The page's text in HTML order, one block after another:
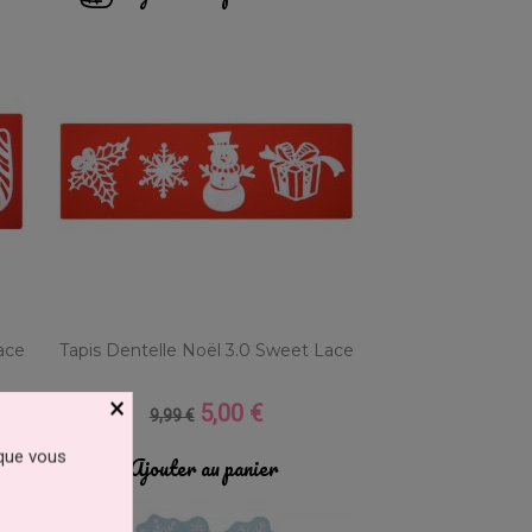
Tapis Dentelle Noël 3.0 Sweet Lace
Prix
base
9,99 € Prix
5,00 €
Ajouter au panier
×
vous